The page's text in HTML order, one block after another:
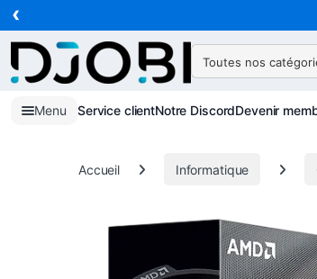
Skip to navigation
Skip to content
‹
Search for:
Menu Service clientNotre DiscordDevenir
Accueil Informatique